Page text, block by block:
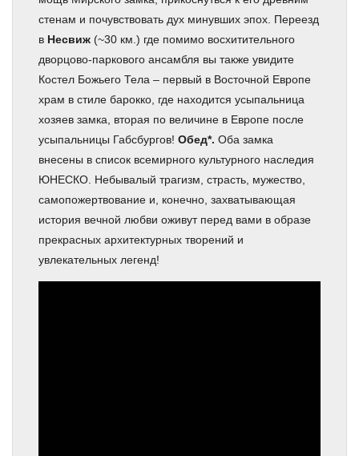
стенам и почувствовать дух минувших эпох. Переезд
в Несвиж (~30 км.) где помимо восхитительного
дворцово-паркового ансамбля вы также увидите
Костел Божьего Тела – первый в Восточной Европе
храм в стиле барокко, где находится усыпальница
хозяев замка, вторая по величине в Европе после
усыпальницы Габсбургов! Обед*. Оба замка
внесены в список всемирного культурного наследия
ЮНЕСКО. Небывалый трагизм, страсть, мужество,
самопожертвование и, конечно, захватывающая
история вечной любви оживут перед вами в образе
прекрасных архитектурных творений и
увлекательных легенд!